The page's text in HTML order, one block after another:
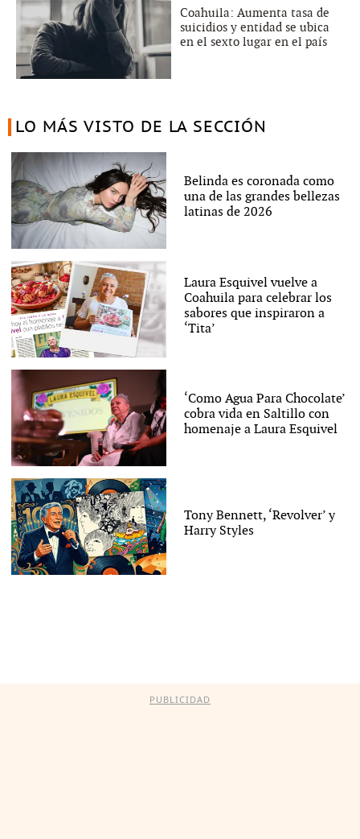
Coahuila: Aumenta tasa de
suicidios y entidad se ubica
en el sexto lugar en el país
LO MÁS VISTO DE LA SECCIÓN
Belinda es coronada como
una de las grandes bellezas
latinas de 2026
Laura Esquivel vuelve a
Coahuila para celebrar los
sabores que inspiraron a
‘Tita’
‘Como Agua Para Chocolate’
cobra vida en Saltillo con
homenaje a Laura Esquivel
Tony Bennett, ‘Revolver’ y
Harry Styles
PUBLICIDAD